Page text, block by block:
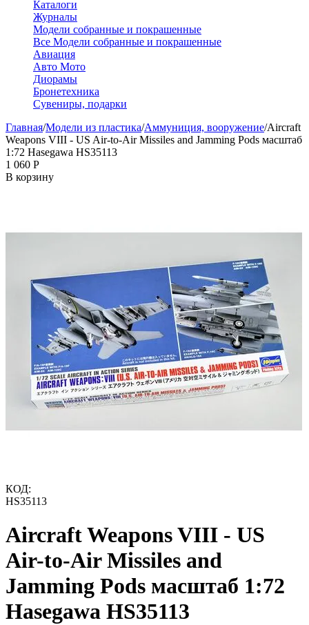
Каталоги
Журналы
Модели собранные и покрашенные
Все Модели собранные и покрашенные
Авиация
Авто Мото
Диорамы
Бронетехника
Сувениры, подарки
Главная/Модели из пластика/Аммуниция, вооружение/Aircraft
Weapons VIII - US Air-to-Air Missiles and Jamming Pods масштаб
1:72 Hasegawa HS35113
1 060 Р
В корзину
КОД:
HS35113
Aircraft Weapons VIII - US
Air-to-Air Missiles and
Jamming Pods масштаб 1:72
Hasegawa HS35113